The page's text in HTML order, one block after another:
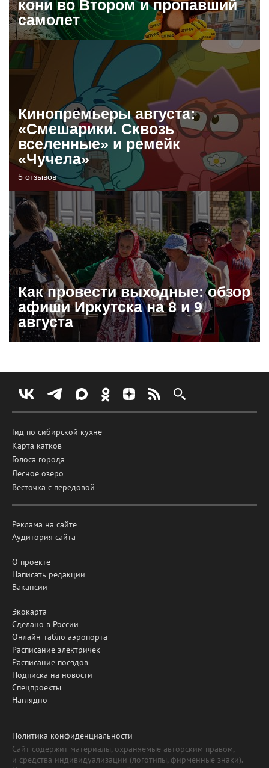
кони во Втором и пропавший
самолет
Кинопремьеры августа:
«Смешарики. Сквозь
вселенные» и ремейк
«Чучела»
5 отзывов
Как провести выходные: обзор
афиши Иркутска на 8 и 9
августа
Гид по сибирской кухне
Карта катков
Голоса города
Лесное озеро
Весточка с передовой
Реклама на сайте
Аудитория сайта
О проекте
Написать редакции
Вакансии
Экокарта
Сделано в России
Онлайн-табло аэропорта
Расписание электричек
Расписание поездов
Подписка на новости
Спецпроекты
Наглядно
Политика конфиденциальности
Сайт содержит материалы, охраняемые авторским правом,
и средства индивидуализации (логотипы, фирменные знаки).